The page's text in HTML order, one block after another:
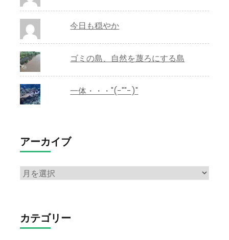
今日も穏やか
ゴミの島、自然を蔑ろにする島
一体・・・"(-""-)"
アーカイブ
ア
イ
ブ
カテゴリー